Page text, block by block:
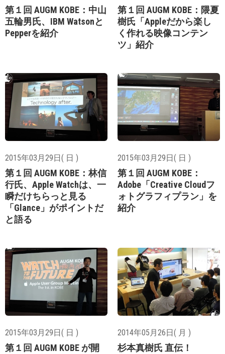
第１回 AUGM KOBE：中山
五輪男氏、IBM Watsonと
Pepperを紹介
第１回 AUGM KOBE：隈夏
樹氏「Appleだから楽し
く作れる映像コンテン
ツ」紹介
2015年03月29日( 日 )
第１回 AUGM KOBE：林信
行氏、Apple Watchは、一
瞬だけちらっと見る
「Glance」がポイントだ
と語る
2015年03月29日( 日 )
第１回 AUGM KOBE：
Adobe「Creative Cloudフ
ォトグラフィプラン」を
紹介
2015年03月29日( 日 )
第１回 AUGM KOBE が開
2014年05月26日( 月 )
杉本真樹氏 直伝！